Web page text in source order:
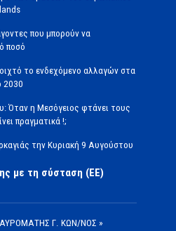
που μπορούν να
ποσό
το ενδεχόμενο αλλαγών στα
2030
Όταν η Μεσόγειος φτάνει τους
πραγματικά !;
την Κυριακή 9 Αυγούστου
με τη σύσταση (ΕΕ)
Γ. ΚΩΝ/ΝΟΣ »